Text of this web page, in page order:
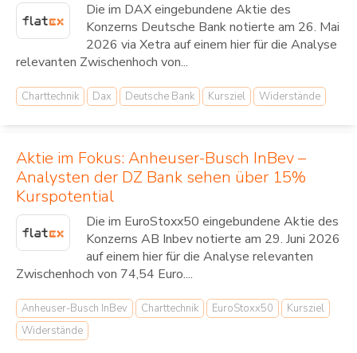
Die im DAX eingebundene Aktie des
Konzerns Deutsche Bank notierte am 26. Mai
2026 via Xetra auf einem hier für die Analyse
relevanten Zwischenhoch von...
Charttechnik Dax Deutsche Bank Kursziel Widerstände
Aktie im Fokus: Anheuser-Busch InBev –
Analysten der DZ Bank sehen über 15%
Kurspotential
Die im EuroStoxx50 eingebundene Aktie des
Konzerns AB Inbev notierte am 29. Juni 2026
auf einem hier für die Analyse relevanten
Zwischenhoch von 74,54 Euro....
Anheuser-Busch InBev Charttechnik EuroStoxx50
Kursziel
Widerstände